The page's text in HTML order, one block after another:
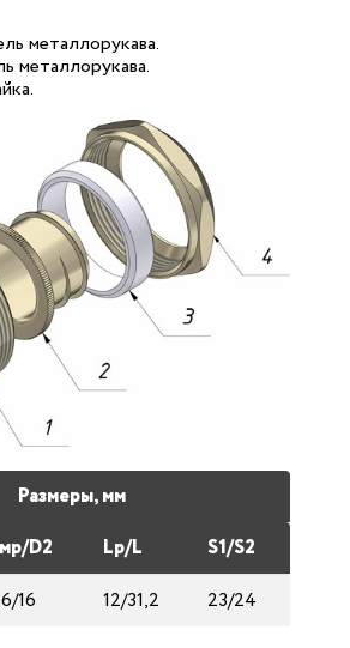
металлорукава.
металлорукава.
Размеры, мм
D2 Lp/L
S1/S2
16 12/31,2 23/24